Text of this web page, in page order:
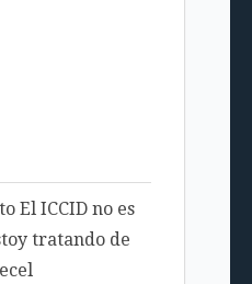
El ICCID no es
tratando de